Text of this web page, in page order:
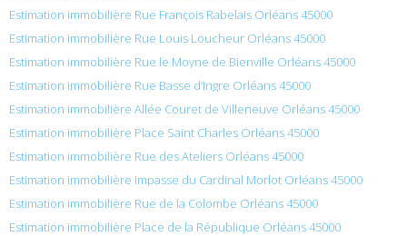
Estimation immobilière Rue François Rabelais Orléans 45000
Estimation immobilière Rue Louis Loucheur Orléans 45000
Estimation immobilière Rue le Moyne de Bienville Orléans 45000
Estimation immobilière Rue Basse d’Ingre Orléans 45000
Estimation immobilière Allée Couret de Villeneuve Orléans 45000
Estimation immobilière Place Saint Charles Orléans 45000
Estimation immobilière Rue des Ateliers Orléans 45000
Estimation immobilière Impasse du Cardinal Morlot Orléans 45000
Estimation immobilière Rue de la Colombe Orléans 45000
Estimation immobilière Place de la République Orléans 45000